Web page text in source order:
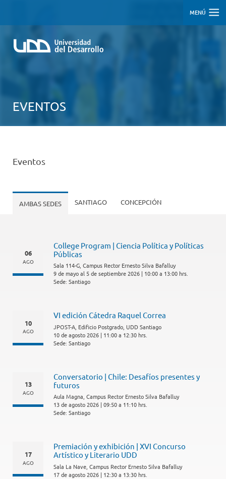
MENÚ
EVENTOS
Eventos
AMBAS SEDES SANTIAGO CONCEPCIÓN
06
AGO
College Program | Ciencia Política y Políticas
Públicas
Sala 114-G, Campus Rector Ernesto Silva Bafalluy
9 de mayo al 5 de septiembre 2026 | 10:00 a 13:00 hrs.
Sede: Santiago
10
AGO
VI edición Cátedra Raquel Correa
JPOST-A, Edificio Postgrado, UDD Santiago
10 de agosto 2026 | 11:00 a 12:30 hrs.
Sede: Santiago
13
AGO
Conversatorio | Chile: Desafíos presentes y
futuros
Aula Magna, Campus Rector Ernesto Silva Bafalluy
13 de agosto 2026 | 09:50 a 11:10 hrs.
Sede: Santiago
17
AGO
Premiación y exhibición | XVI Concurso
Artístico y Literario UDD
Sala La Nave, Campus Rector Ernesto Silva Bafalluy
17 de agosto 2026 | 12:30 a 13:30 hrs.